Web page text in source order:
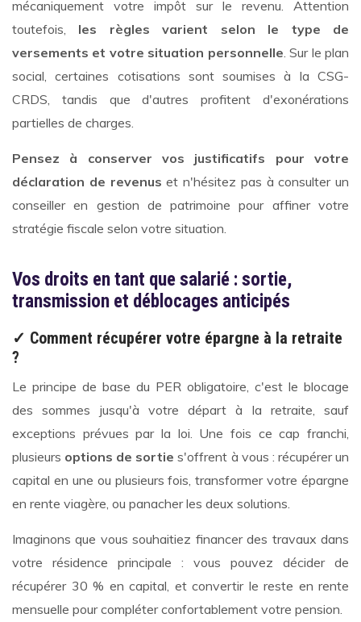
mécaniquement votre impôt sur le revenu. Attention
toutefois, les règles varient selon le type de
versements et votre situation personnelle . Sur le plan
social, certaines cotisations sont soumises à la CSG-
CRDS, tandis que d'autres profitent d'exonérations
partielles de charges.
Pensez à conserver vos justificatifs pour votre
déclaration de revenus et n'hésitez pas à consulter un
conseiller en gestion de patrimoine pour affiner votre
stratégie fiscale selon votre situation.
Vos droits en tant que salarié : sortie,
transmission et déblocages anticipés
✓ Comment récupérer votre épargne à la retraite
?
Le principe de base du PER obligatoire, c'est le blocage
des sommes jusqu'à votre départ à la retraite, sauf
exceptions prévues par la loi. Une fois ce cap franchi,
plusieurs options de sortie s'offrent à vous : récupérer un
capital en une ou plusieurs fois, transformer votre épargne
en rente viagère, ou panacher les deux solutions.
Imaginons que vous souhaitiez financer des travaux dans
votre résidence principale : vous pouvez décider de
récupérer 30 % en capital, et convertir le reste en rente
mensuelle pour compléter confortablement votre pension.